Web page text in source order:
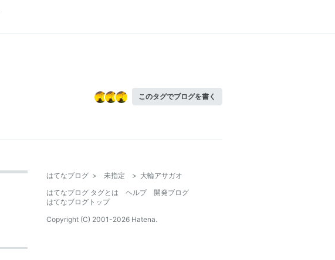
このタグでブログを書く
はてなブログ > 未指定 > 大輪アサガオ
はてなブログ タグとは
ヘルプ
開発ブログ
はてなブログトップ
Copyright (C) 2001-2026 Hatena.